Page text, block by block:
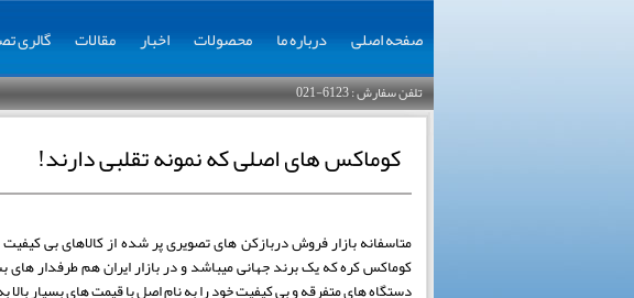
صفحه اصلی درباره ما محصولات اخبار مقالات گالری
تلفن سفارش : 6123-021
کوماکس های اصلی که نمونه تقلبی دارند!
متاسفانه بازار فروش دربازکن های تصویری پر شده از کالاهای بی
کوماکس کره که یک برند جهانی میباشد و در بازار ایران هم طرفدار
دستگاه های متفرقه و بی کیفیت خود را به نام اصل با قیمت های بسیار